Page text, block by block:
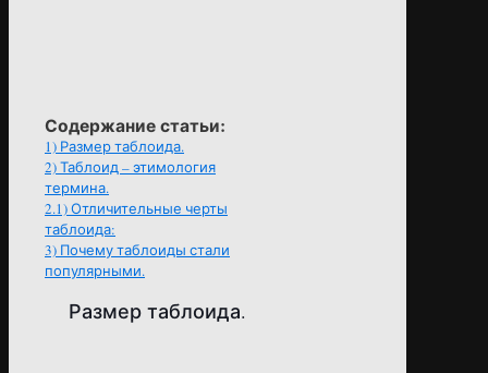
Содержание статьи:
1) Размер таблоида.
2)Таблоид – этимология
термина.
2.1)Отличительные черты
таблоида:
3) Почему таблоиды стали
популярными.
Размер таблоида.